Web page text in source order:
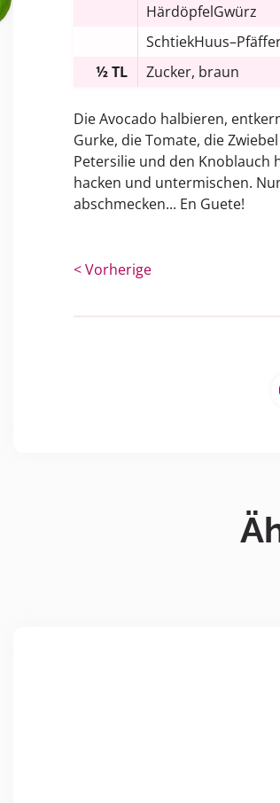
HärdöpfelGwürz
½ TL
Zucker, braun
Die Avocado halbieren,
Gurke, die Tomate, die
Petersilie und den Knoblauch
hacken und untermischen.
abschmecken... En Guete!
< Vorherige